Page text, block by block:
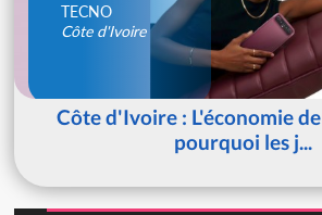
TECNO
Côte d'Ivoire
Côte d'Ivoire : L'économie
pourquoi les j...